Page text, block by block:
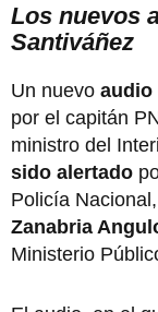
Los nuevos
Santiváñez
Un nuevo audio
por el capitán
ministro del
sido alertado
Policía
Zanabria
Ministerio